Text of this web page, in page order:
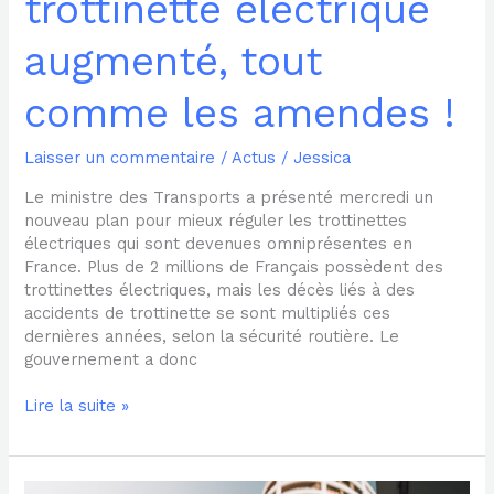
augmenté, tout
comme les amendes !
Laisser un commentaire /Actus /Jessica
Le ministre des Transports a présenté mercredi un
nouveau plan pour mieux réguler les trottinettes
électriques qui sont devenues omniprésentes en
France. Plus de 2 millions de Français possèdent des
trottinettes électriques, mais les décès liés à des
accidents de trottinette se sont multipliés ces
dernières années, selon la sécurité routière. Le
gouvernement a donc
Lire la suite »